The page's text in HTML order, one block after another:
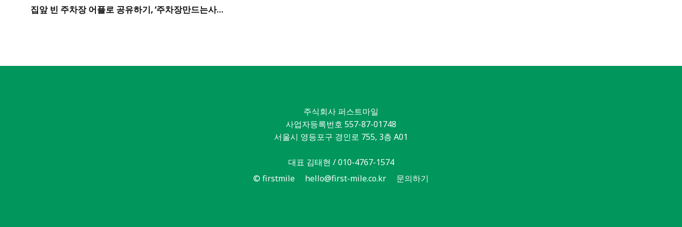
집앞 빈 주차장 어플로 공유하기, ‘주차장만드는사람들’
주식회사 퍼스트마일
사업자등록번호 557-87-01748
서울시 영등포구 경인로 755, 3층 A01
대표 김태현 / 010-4767-1574
© firstmile
hello@first-mile.co.kr 문의하기